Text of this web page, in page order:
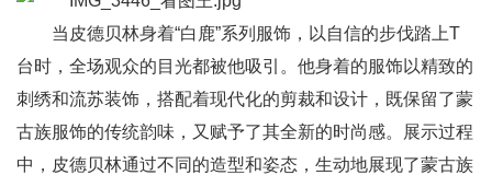
当皮德贝林身着“白鹿”系列服饰，以自信的步伐踏上T
台时，全场观众的目光都被他吸引。他身着的服饰以精致的
刺绣和流苏装饰，搭配着现代化的剪裁和设计，既保留了蒙
古族服饰的传统韵味，又赋予了其全新的时尚感。展示过程
中，皮德贝林通过不同的造型和姿态，生动地展现了蒙古族